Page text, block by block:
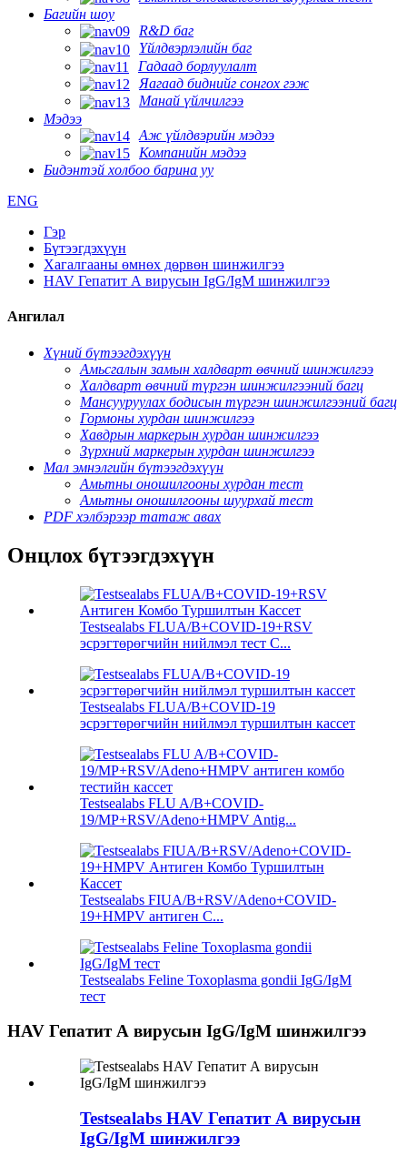
Багийн шоу
R&D баг
Үйлдвэрлэлийн баг
Гадаад борлуулалт
Яагаад биднийг сонгох гэж
Манай үйлчилгээ
Мэдээ
Аж үйлдвэрийн мэдээ
Компанийн мэдээ
Бидэнтэй холбоо барина уу
ENG
Гэр
Бүтээгдэхүүн
Хагалгааны өмнөх дөрвөн шинжилгээ
HAV Гепатит А вирусын IgG/IgM шинжилгээ
Ангилал
Хүний бүтээгдэхүүн
Амьсгалын замын халдварт өвчний шинжилгээ
Халдварт өвчний түргэн шинжилгээний багц
Мансууруулах бодисын түргэн шинжилгээний багц
Гормоны хурдан шинжилгээ
Хавдрын маркерын хурдан шинжилгээ
Зүрхний маркерын хурдан шинжилгээ
Мал эмнэлгийн бүтээгдэхүүн
Амьтны оношилгооны хурдан тест
Амьтны оношилгооны шуурхай тест
PDF хэлбэрээр татаж авах
Онцлох бүтээгдэхүүн
Testsealabs FLUA/B+COVID-19+RSV
эсрэгтөрөгчийн нийлмэл тест С...
Testsealabs FLUA/B+COVID-19
эсрэгтөрөгчийн нийлмэл туршилтын кассет
Testsealabs FLU A/B+COVID-
19/MP+RSV/Adeno+HMPV Antig...
Testsealabs FIUA/B+RSV/Adeno+COVID-
19+HMPV антиген С...
Testsealabs Feline Toxoplasma gondii IgG/IgM
тест
HAV Гепатит А вирусын IgG/IgM шинжилгээ
Testsealabs HAV Гепатит А вирусын
IgG/IgM шинжилгээ